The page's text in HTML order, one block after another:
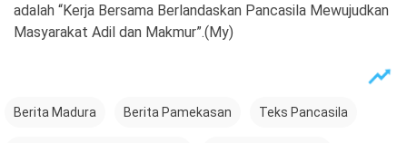
Reserve
adalah “Kerja Bersama Berlandaskan Pancasila Mewujudkan
Masyarakat Adil dan Makmur”.(My)
Berita Madura Berita Pamekasan Teks Pancasila